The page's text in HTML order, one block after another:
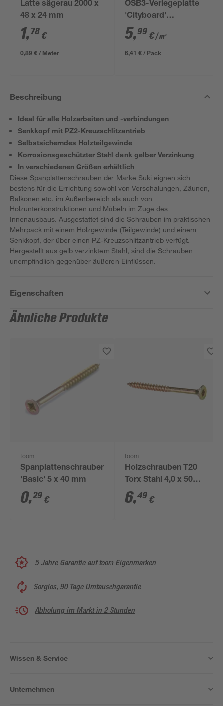
Latte sägerau 2000 x
48 x 24 mm
1,78 €
0,89 € / Meter
OSB3-Verlegeplatte
'Cityboard'
ungeschliffen 1690 x
634 x 12 mm
5,99 €/ m²
6,41 € / Pack
Beschreibung
Ideal für alle Holzarbeiten und -verbindungen
Senkkopf mit PZ2-Kreuzschlitzantrieb
Selbstsicherndes Holzteilgewinde
Korrosionsgeschützter Stahl dank gelber Verzinkung
In verschiedenen Größen erhältlich
Diese Spanplattenschrauben der Marke Suki eignen sich
bestens für die Errichtung sowohl von Verschalungen, Zäunen,
Balkonen etc. im Außenbereich als auch von
Holzunterkonstruktionen und Möbeln im Zuge des
Innenausbaus. Ausgestattet sind die Schrauben im praktischen
Mehrpack mit einem Holzgewinde (Teilgewinde) und einem
Senkkopf, der über einen PZ-Kreuzschlitzantrieb verfügt.
Hergestellt aus gelb verzinktem Stahl, sind die Schrauben
unempfindlich gegenüber äußeren Einflüssen.
Eigenschaften
Ähnliche Produkte
toom
Spanplattenschrauben
'Basic' 5 x 40 mm
0,29 €
toom
Holzschrauben T20
Torx Stahl 4,0 x 50
mm 50 Stück
6,49 €
5 Jahre Garantie auf toom Eigenmarken
Sorglos, 90 Tage Umtauschgarantie
Abholung im Markt in 2 Stunden
Wissen & Service
Unternehmen